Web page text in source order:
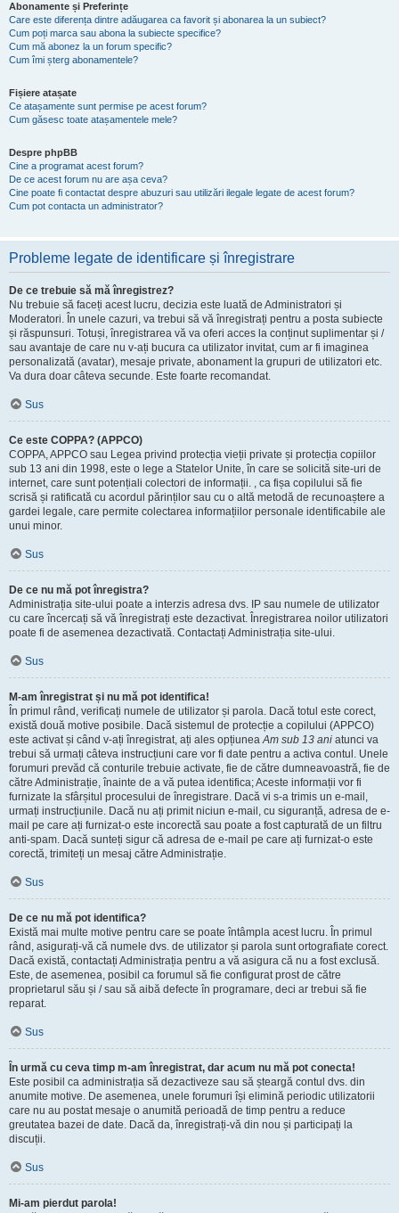
Abonamente și Preferințe
Care este diferența dintre adăugarea ca favorit și abonarea la un subiect?
Cum poți marca sau abona la subiecte specifice?
Cum mă abonez la un forum specific?
Cum îmi șterg abonamentele?
Fișiere atașate
Ce atașamente sunt permise pe acest forum?
Cum găsesc toate atașamentele mele?
Despre phpBB
Cine a programat acest forum?
De ce acest forum nu are așa ceva?
Cine poate fi contactat despre abuzuri sau utilizări ilegale legate de acest forum?
Cum pot contacta un administrator?
Probleme legate de identificare și înregistrare
De ce trebuie să mă înregistrez?
Nu trebuie să faceți acest lucru, decizia este luată de Administratori și
Moderatori. În unele cazuri, va trebui să vă înregistrați pentru a posta subiecte
și răspunsuri. Totuși, înregistrarea vă va oferi acces la conținut suplimentar și /
sau avantaje de care nu v-ați bucura ca utilizator invitat, cum ar fi imaginea
personalizată (avatar), mesaje private, abonament la grupuri de utilizatori etc.
Va dura doar câteva secunde. Este foarte recomandat.
Sus
Ce este COPPA? (APPCO)
COPPA, APPCO sau Legea privind protecția vieții private și protecția copiilor
sub 13 ani din 1998, este o lege a Statelor Unite, în care se solicită site-uri de
internet, care sunt potențiali colectori de informații. , ca fișa copilului să fie
scrisă și ratificată cu acordul părinților sau cu o altă metodă de recunoaștere a
gardei legale, care permite colectarea informațiilor personale identificabile ale
unui minor.
Sus
De ce nu mă pot înregistra?
Administrația site-ului poate a interzis adresa dvs. IP sau numele de utilizator
cu care încercați să vă înregistrați este dezactivat. Înregistrarea noilor utilizatori
poate fi de asemenea dezactivată. Contactați Administrația site-ului.
Sus
M-am înregistrat și nu mă pot identifica!
În primul rând, verificați numele de utilizator și parola. Dacă totul este corect,
există două motive posibile. Dacă sistemul de protecție a copilului (APPCO)
este activat și când v-ați înregistrat, ați ales opțiuneaAm sub 13 ani atunci va
trebui să urmați câteva instrucțiuni care vor fi date pentru a activa contul. Unele
forumuri prevăd că conturile trebuie activate, fie de către dumneavoastră, fie de
către Administrație, înainte de a vă putea identifica; Aceste informații vor fi
furnizate la sfârșitul procesului de înregistrare. Dacă vi s-a trimis un e-mail,
urmați instrucțiunile. Dacă nu ați primit niciun e-mail, cu siguranță, adresa de e-
mail pe care ați furnizat-o este incorectă sau poate a fost capturată de un filtru
anti-spam. Dacă sunteți sigur că adresa de e-mail pe care ați furnizat-o este
corectă, trimiteți un mesaj către Administrație.
Sus
De ce nu mă pot identifica?
Există mai multe motive pentru care se poate întâmpla acest lucru. În primul
rând, asigurați-vă că numele dvs. de utilizator și parola sunt ortografiate corect.
Dacă există, contactați Administrația pentru a vă asigura că nu a fost exclusă.
Este, de asemenea, posibil ca forumul să fie configurat prost de către
proprietarul său și / sau să aibă defecte în programare, deci ar trebui să fie
reparat.
Sus
În urmă cu ceva timp m-am înregistrat, dar acum nu mă pot conecta!
Este posibil ca administrația să dezactiveze sau să șteargă contul dvs. din
anumite motive. De asemenea, unele forumuri își elimină periodic utilizatorii
care nu au postat mesaje o anumită perioadă de timp pentru a reduce
greutatea bazei de date. Dacă da, înregistrați-vă din nou și participați la
discuții.
Sus
Mi-am pierdut parola!